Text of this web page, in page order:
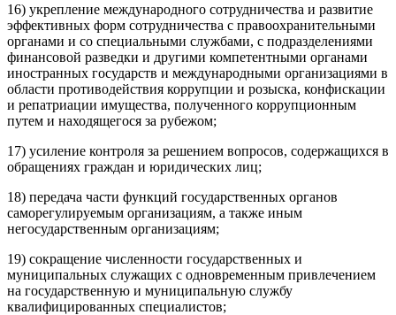
16) укрепление международного сотрудничества и развитие
эффективных форм сотрудничества с правоохранительными
органами и со специальными службами, с подразделениями
финансовой разведки и другими компетентными органами
иностранных государств и международными организациями в
области противодействия коррупции и розыска, конфискации
и репатриации имущества, полученного коррупционным
путем и находящегося за рубежом;
17) усиление контроля за решением вопросов, содержащихся в
обращениях граждан и юридических лиц;
18) передача части функций государственных органов
саморегулируемым организациям, а также иным
негосударственным организациям;
19) сокращение численности государственных и
муниципальных служащих с одновременным привлечением
на государственную и муниципальную службу
квалифицированных специалистов;